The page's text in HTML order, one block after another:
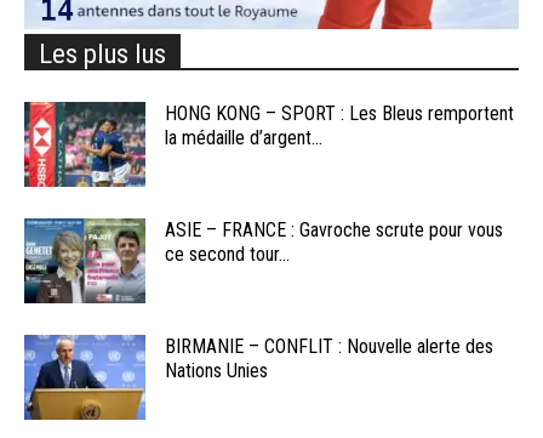
Les plus lus
HONG KONG – SPORT : Les Bleus remportent
la médaille d’argent...
ASIE – FRANCE : Gavroche scrute pour vous
ce second tour...
BIRMANIE – CONFLIT : Nouvelle alerte des
Nations Unies